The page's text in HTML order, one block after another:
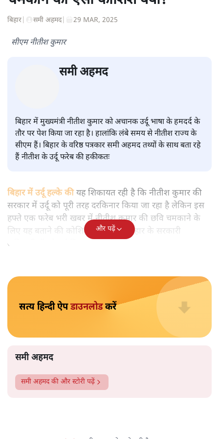
शंभुनाथ शुक्ल की और स्टोरी पढ़ें
चमकाने की ऐसी कोशिश क्यों?
बिहार| समी अहमद| 29 MAR, 2025
समी अहमद
बिहार में मुख्यमंत्री नीतीश कुमार को अचानक उर्दू भाषा के हमदर्द के
तौर पर पेश किया जा रहा है। हालांकि लंबे समय से नीतीश राज्य के
सीएम हैं। बिहार के वरिष्ठ पत्रकार समी अहमद तथ्यों के साथ बता रहे
हैं नीतीश के उर्दू फरेब की हकीकतः